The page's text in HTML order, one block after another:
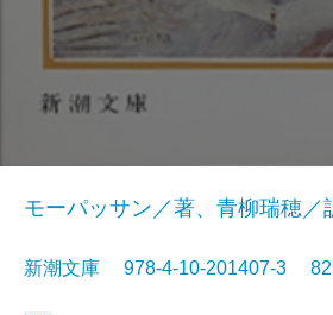
モーパッサン／著、青柳瑞穂／
新潮文庫 978-4-10-201407-3